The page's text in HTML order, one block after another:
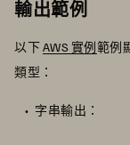
輸出範例
以下AWS 實例範例
類型：
字串輸出：